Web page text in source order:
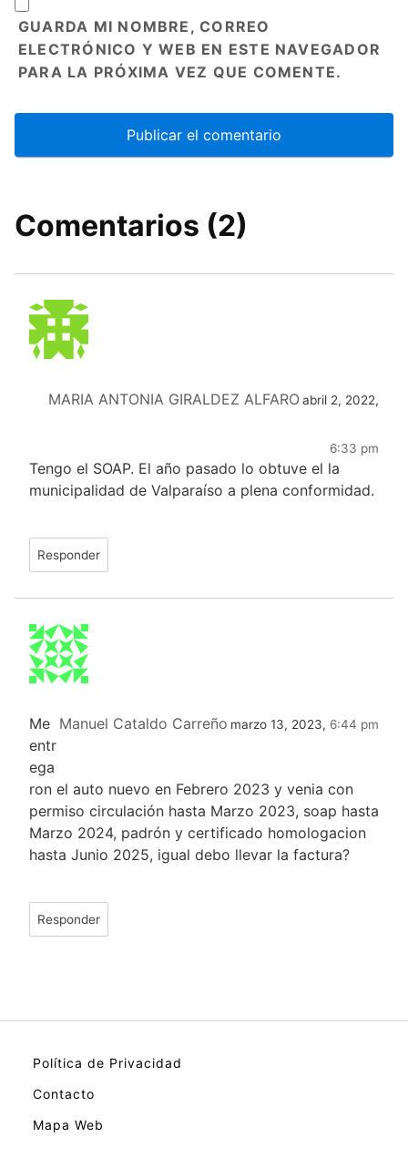
GUARDA MI NOMBRE, CORREO
ELECTRÓNICO Y WEB EN ESTE NAVEGADOR
PARA LA PRÓXIMA VEZ QUE COMENTE.
Comentarios (2)
MARIA ANTONIA GIRALDEZ ALFAROabril 2, 2022,
6:33 pm
Tengo el SOAP. El año pasado lo obtuve el la
municipalidad de Valparaíso a plena conformidad.
Responder
Manuel Cataldo Carreño marzo 13, 2023, 6:44 pm
Me
entr
ega
ron el auto nuevo en Febrero 2023 y venia con
permiso circulación hasta Marzo 2023, soap hasta
Marzo 2024, padrón y certificado homologacion
hasta Junio 2025, igual debo llevar la factura?
Responder
Política de Privacidad
Contacto
Mapa Web